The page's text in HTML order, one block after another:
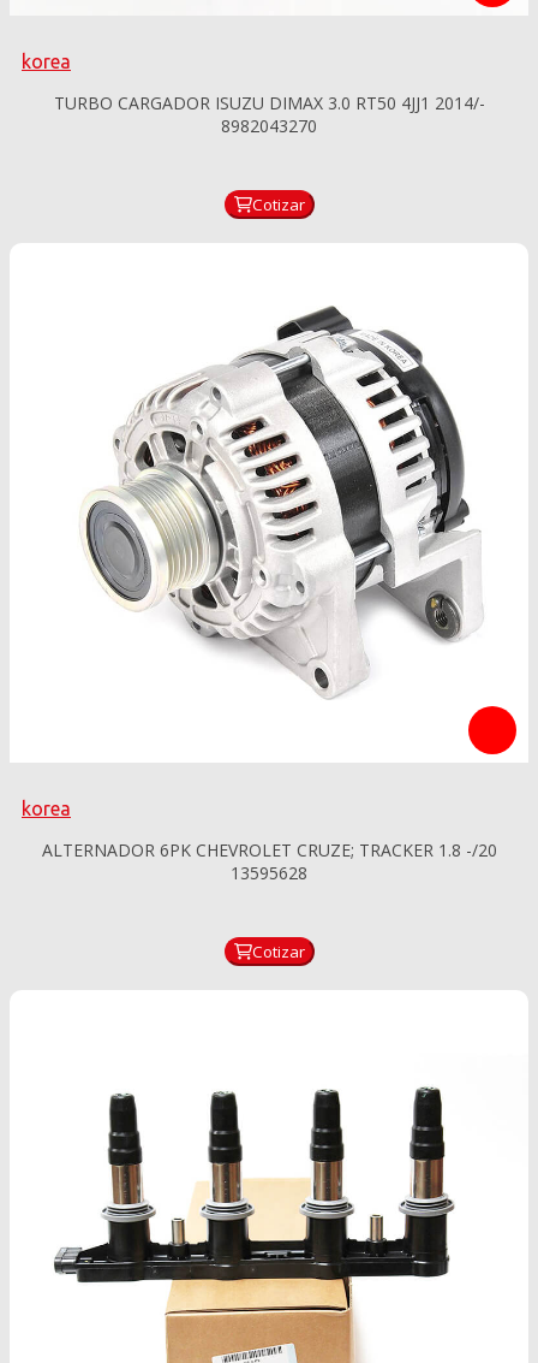
korea
TURBO CARGADOR ISUZU DIMAX 3.0 RT50 4JJ1 2014/-
8982043270
Cotizar
korea
ALTERNADOR 6PK CHEVROLET CRUZE; TRACKER 1.8 -/20
13595628
Cotizar